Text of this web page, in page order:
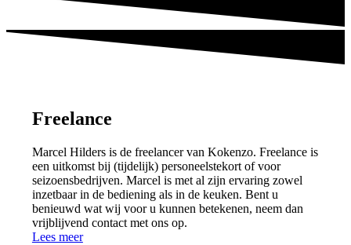
Freelance
Marcel Hilders is de freelancer van Kokenzo. Freelance is
een uitkomst bij (tijdelijk) personeelstekort of voor
seizoensbedrijven. Marcel is met al zijn ervaring zowel
inzetbaar in de bediening als in de keuken. Bent u
benieuwd wat wij voor u kunnen betekenen, neem dan
vrijblijvend contact met ons op.
Lees meer